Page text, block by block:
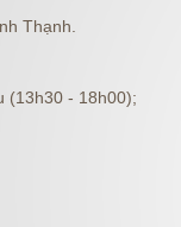
Thạnh.
(13h30 - 18h00);